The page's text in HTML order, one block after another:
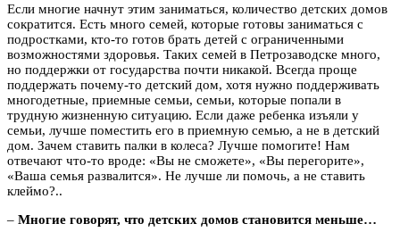
Если многие начнут этим заниматься, количество детских домов
сократится. Есть много семей, которые готовы заниматься с
подростками, кто-то готов брать детей с ограниченными
возможностями здоровья. Таких семей в Петрозаводске много,
но поддержки от государства почти никакой. Всегда проще
поддержать почему-то детский дом, хотя нужно поддерживать
многодетные, приемные семьи, семьи, которые попали в
трудную жизненную ситуацию. Если даже ребенка изъяли у
семьи, лучше поместить его в приемную семью, а не в детский
дом. Зачем ставить палки в колеса? Лучше помогите! Нам
отвечают что-то вроде: «Вы не сможете», «Вы перегорите»,
«Ваша семья развалится». Не лучше ли помочь, а не ставить
клеймо?..
– Многие говорят, что детских домов становится меньше…